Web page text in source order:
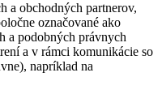
a obchodných partnerov,
označované ako
a podobných právnych
a v rámci komunikácie so
napríklad na